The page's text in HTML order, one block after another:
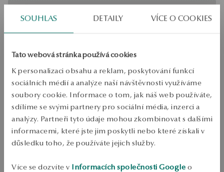
SOUHLAS DETAILY VÍCE O COOKIES
Tato webová stránka používá cookies
K personalizaci obsahu a reklam, poskytování funkcí
sociálních médií a analýze naší návštěvnosti využíváme
soubory cookie. Informace o tom, jak náš web používáte,
sdílíme se svými partnery pro sociální média, inzerci a
analýzy. Partneři tyto údaje mohou zkombinovat s dalšími
informacemi, které jste jim poskytli nebo které získali v
důsledku toho, že používáte jejich služby.
Více se dozvíte v Informacích společnosti Google o
PRODUKT NENÍ K DISPOZICI ONLINE
Odeslání:asi 4pracovní dny
Doprava zdarma od 1700 Kč
Bezplatné vrácení až do 100 dnů v YES Clubu
PODROBNOSTI
Náušnice ze žlutého zlata, 0,585. Spona typu kolíku. Model je z
kolekce La Prima Shine. Průměrná hmotnost 2.00 g.
SKU: KZ18210-Z0I00-000000-000